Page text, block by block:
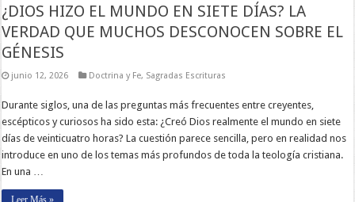
¿DIOS HIZO EL MUNDO EN SIETE DÍAS? LA
VERDAD QUE MUCHOS DESCONOCEN SOBRE EL
GÉNESIS
junio 12, 2026 Doctrina y Fe, Sagradas Escrituras
Durante siglos, una de las preguntas más frecuentes entre creyentes,
escépticos y curiosos ha sido esta: ¿Creó Dios realmente el mundo en siete
días de veinticuatro horas? La cuestión parece sencilla, pero en realidad nos
introduce en uno de los temas más profundos de toda la teología cristiana.
En una …
Leer Más »